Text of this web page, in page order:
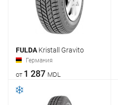
FULDAKristall Gravito
Германия
от 1 287 MDL